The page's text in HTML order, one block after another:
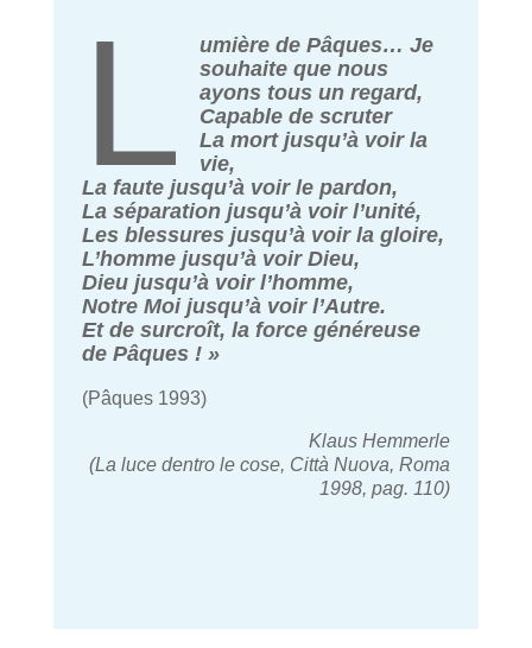
L
umière de Pâques… Je
souhaite que nous
ayons tous un regard,
Capable de scruter
La mort jusqu’à voir la
vie,
La faute jusqu’à voir le pardon,
La séparation jusqu’à voir l’unité,
Les blessures jusqu’à voir la gloire,
L’homme jusqu’à voir Dieu,
Dieu jusqu’à voir l’homme,
Notre Moi jusqu’à voir l’Autre.
Et de surcroît, la force généreuse
de Pâques ! »
(Pâques 1993)
Klaus Hemmerle
(La luce dentro le cose, Città Nuova, Roma
1998, pag. 110)